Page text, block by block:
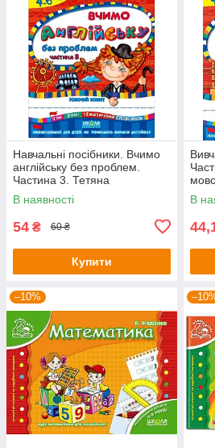
Навчальні посібники. Вчимо
англійську без проблем.
Частина 3. Тетяна
ЖироваВасиль Федієнко
В наявності
54 ₴ 60 ₴
Купити
В
–10%